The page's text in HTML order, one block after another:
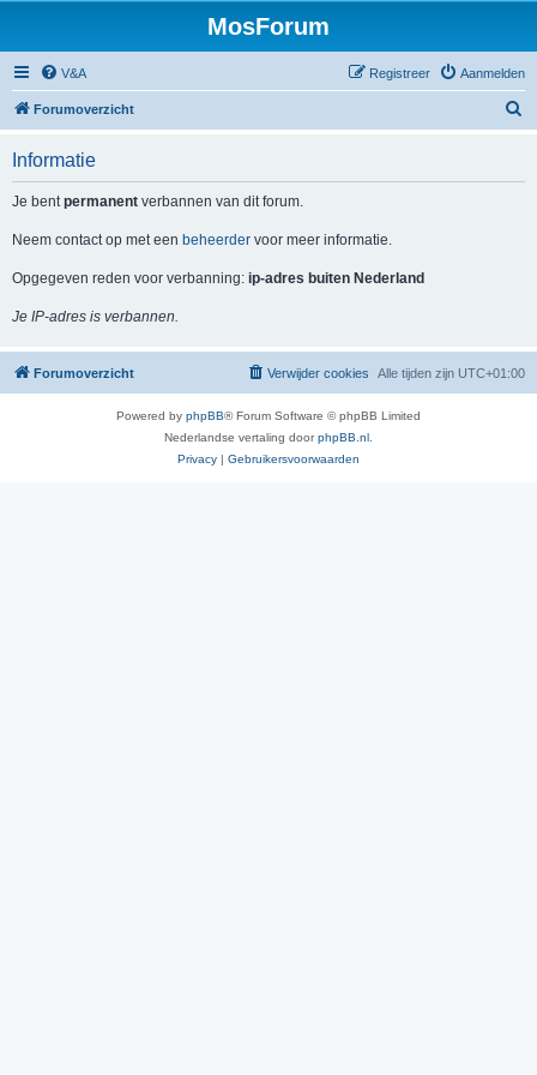
MosForum
V&A Aanmelden
Registreer
Forumoverzicht
Informatie
Je bentpermanent verbannen van dit forum.
Neem contact op met een beheerder voor meer informatie.
Opgegeven reden voor verbanning: ip-adres buiten Nederland
Je IP-adres is verbannen.
Forumoverzicht Alle tijden zijn UTC+01:00
Verwijder cookies
Powered by phpBB® Forum Software © phpBB Limited
Nederlandse vertaling doorphpBB.nl
Privacy | Gebruikersvoorwaarden